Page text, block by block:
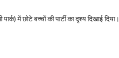
में छोटे बच्चों की पार्टी का दृश्य दिखाई दिया।